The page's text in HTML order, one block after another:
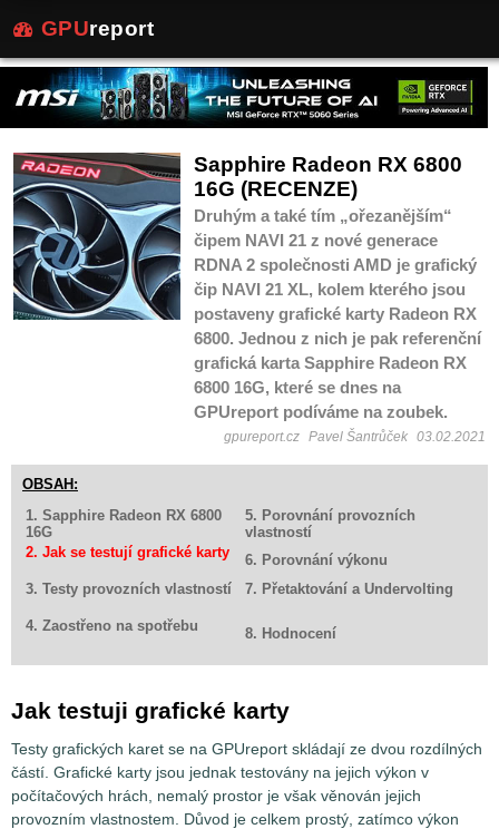
GPUreport
Sapphire Radeon RX 6800
16G (RECENZE)
Druhým a také tím „ořezanějším“
čipem NAVI 21 z nové generace
RDNA 2 společnosti AMD je grafický
čip NAVI 21 XL, kolem kterého jsou
postaveny grafické karty Radeon RX
6800. Jednou z nich je pak referenční
grafická karta Sapphire Radeon RX
6800 16G, které se dnes na
GPUreport podíváme na zoubek.
gpureport.cz Pavel Šantrůček 03.02.2021
OBSAH:
1. Sapphire Radeon RX 6800
16G
5. Porovnání provozních
vlastností
2. Jak se testují grafické karty
6. Porovnání výkonu
3. Testy provozních vlastností
7. Přetaktování a Undervolting
4. Zaostřeno na spotřebu 8. Hodnocení
Jak testuji grafické karty
Testy grafických karet se na GPUreport skládají ze dvou rozdílných
částí. Grafické karty jsou jednak testovány na jejich výkon v
počítačových hrách, nemalý prostor je však věnován jejich
provozním vlastnostem. Důvod je celkem prostý, zatímco výkon